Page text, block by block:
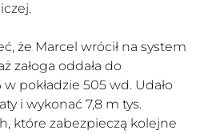
że Marcel wrócił na system
załoga oddała do
pokładzie 505 wd. Udało
i wykonać 7,8 m tys.
które zabezpieczą kolejne